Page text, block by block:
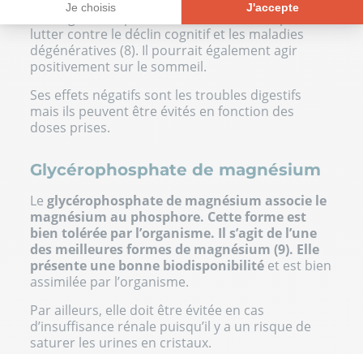
Je choisis J'accepte
Axeptio consent
Plateforme de Gestion du Consentement : Personnalisez vos
Notre plateforme vous permet d'adapter et de gérer vos
Ce magnésium pourrait être intéressant pour
lutter contre le déclin cognitif et les maladies
dégénératives (8). Il pourrait également agir
positivement sur le sommeil.
Ses effets négatifs sont les troubles digestifs
mais ils peuvent être évités en fonction des
doses prises.
Glycérophosphate de magnésium
Le glycérophosphate de magnésium associe le
magnésium au phosphore. Cette forme est
bien tolérée par l’organisme. Il s’agit de l’une
des meilleures formes de magnésium (9). Elle
présente une bonne biodisponibilité et est bien
assimilée par l’organisme.
Par ailleurs, elle doit être évitée en cas
d’insuffisance rénale puisqu’il y a un risque de
saturer les urines en cristaux.